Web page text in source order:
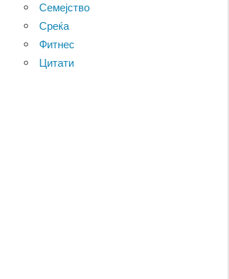
Семејство
Среќа
Фитнес
Цитати